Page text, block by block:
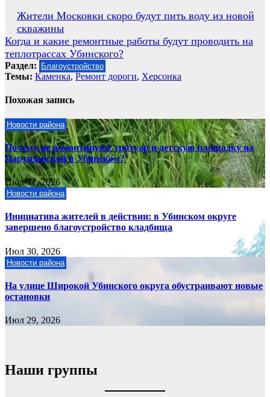
Навигация
по
записям
Жители Московки скоро будут пить воду из новой
скважины
Когда и какие ремонтные работы будут проводить на
теплотрассах Убинского?
Раздел: Благоустройство
Темы: Каменка, Ремонт дороги, Херсонка
Похожая запись
Новости района
Почему не ремонтируют тротуар и детскую площадку на
Партизанской в Убинском?
Июл 31, 2026
Новости района
Инициатива жителей в действии: в Убинском округе
завершено благоустройство кладбища
Июл 30, 2026
Новости района
На улице Широкой Убинского округа обустраивают новые
остановки
Июл 29, 2026
Наши группы